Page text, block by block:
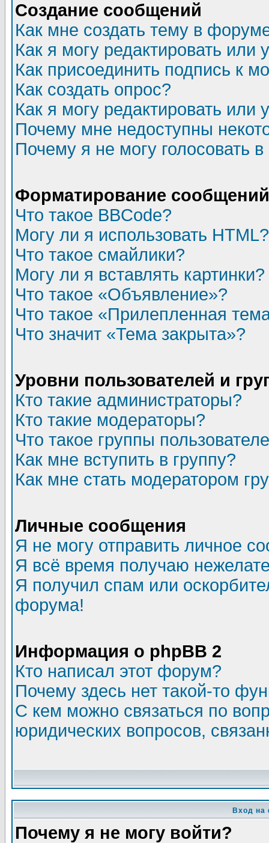
Создание сообщений
Как мне создать тему в
Как я могу редактировать или
Как присоединить подпись к
Как создать опрос?
Как я могу редактировать или
Почему мне недоступны
Почему я не могу голосовать
Форматирование
Что такое BBCode?
Могу ли я использовать HTML?
Что такое смайлики?
Могу ли я вставлять картинки?
Что такое «Объявление»?
Что такое «Прилепленная
Что значит «Тема закрыта»?
Уровни пользователей и
Кто такие администраторы?
Кто такие модераторы?
Что такое группы
Как мне вступить в группу?
Как мне стать модератором
Личные сообщения
Я не могу отправить личное
Я всё время получаю
Я получил спам или
форума!
Информация о phpBB 2
Кто написал этот форум?
Почему здесь нет такой-то
С кем можно связаться по
юридических вопросов,
Вход на
Почему я не могу войти?